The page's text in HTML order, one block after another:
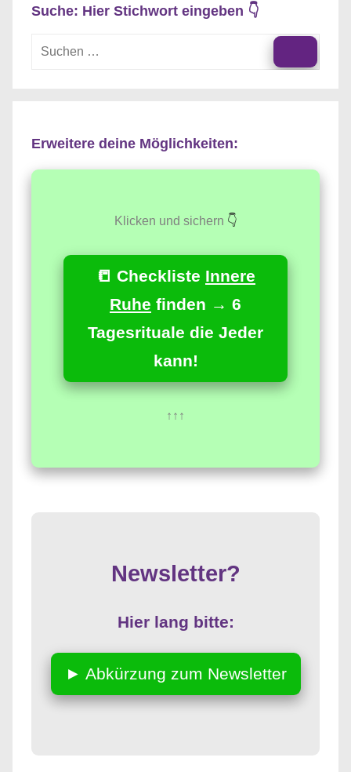
Suche: Hier Stichwort eingeben 👇
Suchen
Erweitere deine Möglichkeiten:
Klicken und sichern 👇
📒 Checkliste Innere
Ruhe finden → 6
Tagesrituale die Jeder
kann!
↑↑↑
Newsletter?
Hier lang bitte:
► Abkürzung zum Newsletter